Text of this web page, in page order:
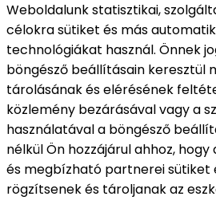
Weboldalunk statisztikai,
célokra sütiket és más
technológiákat használ. Önnek
böngésző beállításain keresztül
tárolásának és elérésének
közlemény bezárásával vagy a
használatával a böngésző
nélkül Ön hozzájárul ahhoz, hogy
és megbízható partnerei sütiket
rögzítsenek és tároljanak az